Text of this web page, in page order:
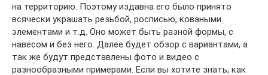
на территорию. Поэтому издавна его было принято
всячески украшать резьбой, росписью, коваными
элементами и т.д. Оно может быть разной формы, с
навесом и без него. Далее будет обзор с вариантами, а
так же будут представлены фото и видео с
разнообразными примерами. Если вы хотите знать, как